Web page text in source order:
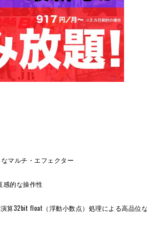
マルチ・エフェクター
感的な操作性
算32bit float（浮動小数点）処理による高品位